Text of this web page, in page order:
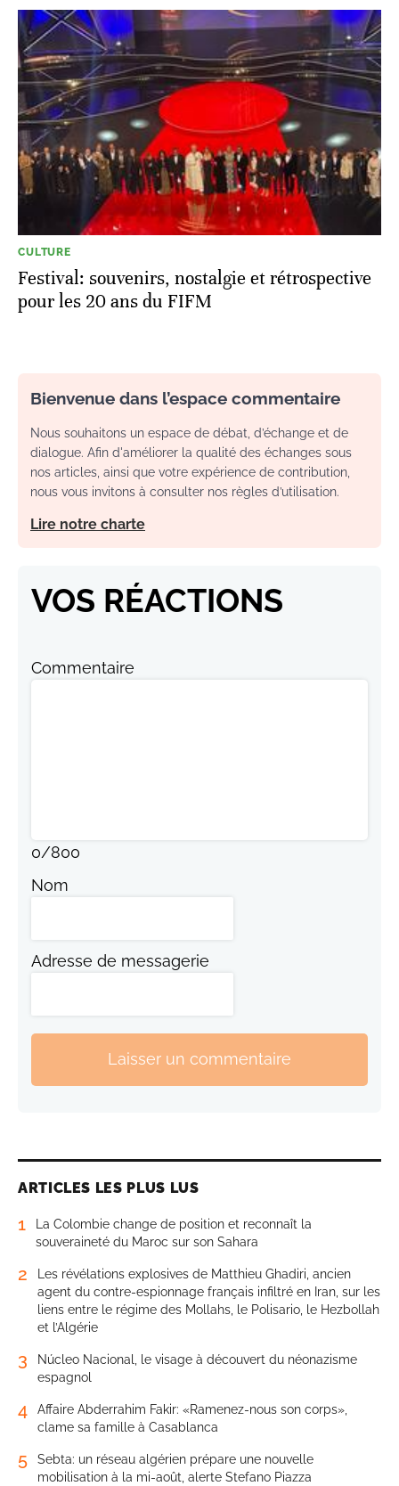
CULTURE
Festival: souvenirs, nostalgie et rétrospective
pour les 20 ans du FIFM
Bienvenue dans l’espace commentaire
Nous souhaitons un espace de débat, d’échange et de
dialogue. Afin d'améliorer la qualité des échanges sous
nos articles, ainsi que votre expérience de contribution,
nous vous invitons à consulter nos règles d’utilisation.
Lire notre charte
VOS RÉACTIONS
Commentaire
0/800
Nom
Adresse de messagerie
Laisser un commentaire
ARTICLES LES PLUS LUS
1
La Colombie change de position et reconnaît la
souveraineté du Maroc sur son Sahara
2
Les révélations explosives de Matthieu Ghadiri, ancien
agent du contre-espionnage français infiltré en Iran, sur les
liens entre le régime des Mollahs, le Polisario, le Hezbollah
et l’Algérie
3
Núcleo Nacional, le visage à découvert du néonazisme
espagnol
4
Affaire Abderrahim Fakir: «Ramenez-nous son corps»,
clame sa famille à Casablanca
5
Sebta: un réseau algérien prépare une nouvelle
mobilisation à la mi-août, alerte Stefano Piazza